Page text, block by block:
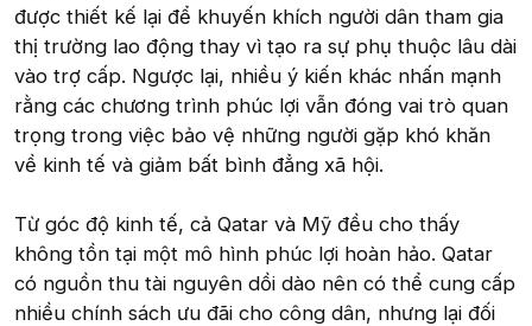
được thiết kế lại để khuyến khích người dân tham gia
thị trường lao động thay vì tạo ra sự phụ thuộc lâu dài
vào trợ cấp. Ngược lại, nhiều ý kiến khác nhấn mạnh
rằng các chương trình phúc lợi vẫn đóng vai trò quan
trọng trong việc bảo vệ những người gặp khó khăn
về kinh tế và giảm bất bình đẳng xã hội.
Từ góc độ kinh tế, cả Qatar và Mỹ đều cho thấy
không tồn tại một mô hình phúc lợi hoàn hảo. Qatar
có nguồn thu tài nguyên dồi dào nên có thể cung cấp
nhiều chính sách ưu đãi cho công dân, nhưng lại đối